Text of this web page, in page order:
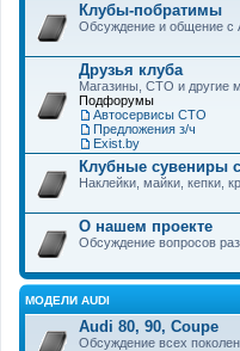
Клубы-побратимы
Обсуждение и общение с
Друзья клуба
Магазины, СТО и другие
Подфорумы
Автосервисы СТО
Предложения з/ч
Exist.by
Клубные сувениры
Наклейки, майки, кепки,
О нашем проекте
Обсуждение вопросов
МОДЕЛИ AUDI
Audi 80, 90, Coupe
Обсуждение всех